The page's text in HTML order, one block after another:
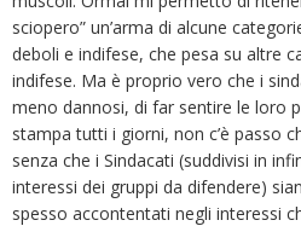
sciopero” un’arma di alcune
deboli e indifese, che pesa su altre
indifese. Ma è proprio vero che i
meno dannosi, di far sentire le loro
stampa tutti i giorni, non c’è passo
senza che i Sindacati (suddivisi in
interessi dei gruppi da difendere)
spesso accontentati negli interessi